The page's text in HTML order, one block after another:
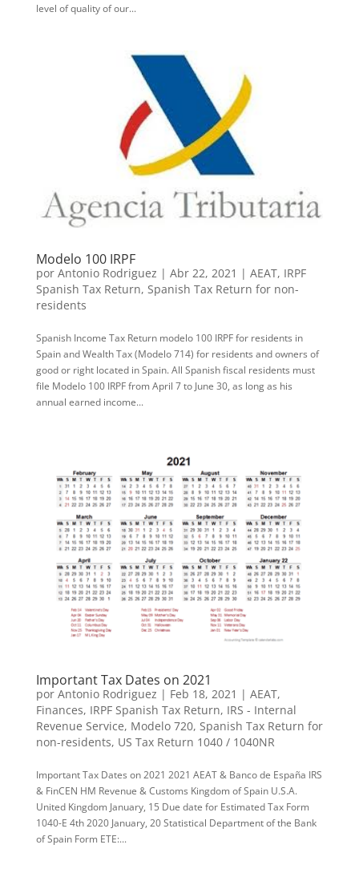
level of quality of our...
Modelo 100 IRPF
por Antonio Rodriguez | Abr 22, 2021 | AEAT, IRPF
Spanish Tax Return, Spanish Tax Return for non-
residents
Spanish Income Tax Return modelo 100 IRPF for residents in
Spain and Wealth Tax (Modelo 714) for residents and owners of
good or right located in Spain. All Spanish fiscal residents must
file Modelo 100 IRPF from April 7 to June 30, as long as his
annual earned income...
Important Tax Dates on 2021
por Antonio Rodriguez | Feb 18, 2021 | AEAT,
Finances, IRPF Spanish Tax Return, IRS - Internal
Revenue Service, Modelo 720, Spanish Tax Return for
non-residents, US Tax Return 1040 / 1040NR
Important Tax Dates on 2021 2021 AEAT & Banco de España IRS
& FinCEN HM Revenue & Customs Kingdom of Spain U.S.A.
United Kingdom January, 15 Due date for Estimated Tax Form
1040-E 4th 2020 January, 20 Statistical Department of the Bank
of Spain Form ETE:...